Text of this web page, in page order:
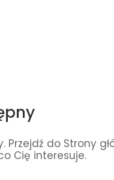
do Strony
Cię interesuje.